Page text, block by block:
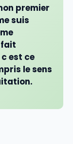
premier
suis
fait
est ce
le sens